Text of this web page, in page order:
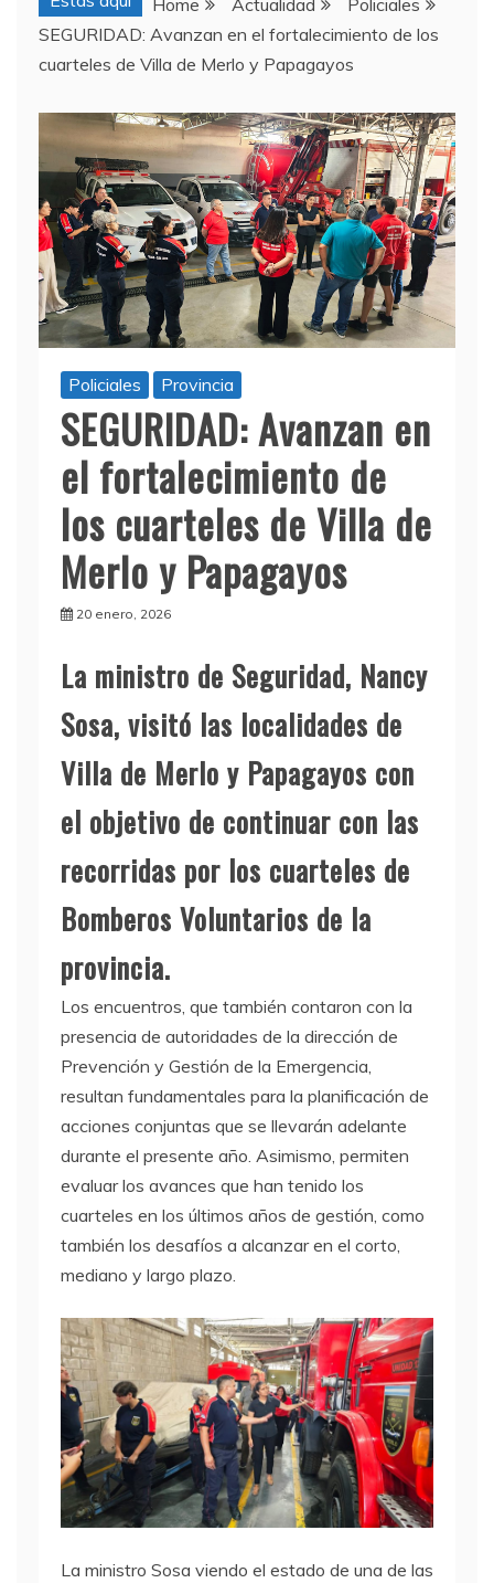
Home Actualidad
Policiales
SEGURIDAD: Avanzan en el fortalecimiento de los
cuarteles de Villa de Merlo y Papagayos
Policiales Provincia
SEGURIDAD: Avanzan en
el fortalecimiento de
los cuarteles de Villa de
Merlo y Papagayos
20 enero, 2026
La ministro de Seguridad, Nancy
Sosa, visitó las localidades de
Villa de Merlo y Papagayos con
el objetivo de continuar con las
recorridas por los cuarteles de
Bomberos Voluntarios de la
provincia.
Los encuentros, que también contaron con la
presencia de autoridades de la dirección de
Prevención y Gestión de la Emergencia,
resultan fundamentales para la planificación de
acciones conjuntas que se llevarán adelante
durante el presente año. Asimismo, permiten
evaluar los avances que han tenido los
cuarteles en los últimos años de gestión, como
también los desafíos a alcanzar en el corto,
mediano y largo plazo.
La ministro Sosa viendo el estado de una de las